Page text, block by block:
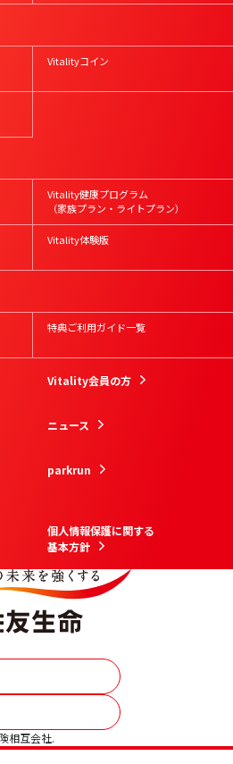
Vitalityコイン
Vitality健康プログラム
（家族プラン・ライトプラン）
Vitality体験版
特典ご利用ガイド一覧
Vitality会員の方
ニュース
parkrun
個人情報保護に関する
基本方針
相互会社.